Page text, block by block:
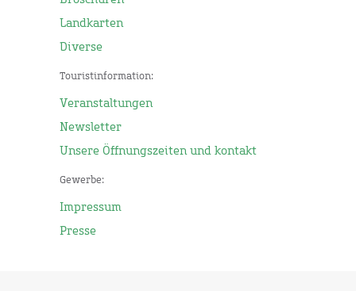
Landkarten
Diverse
Touristinformation:
Veranstaltungen
Newsletter
Unsere Öffnungszeiten und kontakt
Gewerbe:
Impressum
Presse